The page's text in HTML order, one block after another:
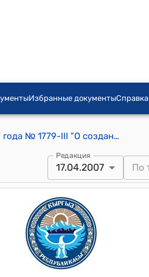
Избранные документыСправка
Постановление Жогорку Кенеша КР от 17 апреля 2007 года № 1779-III "О создании депутатской комиссии по выяснению обстоятельств инцидента, имевшего место 14 апреля 2007 года"
Редакция
17.04.2007